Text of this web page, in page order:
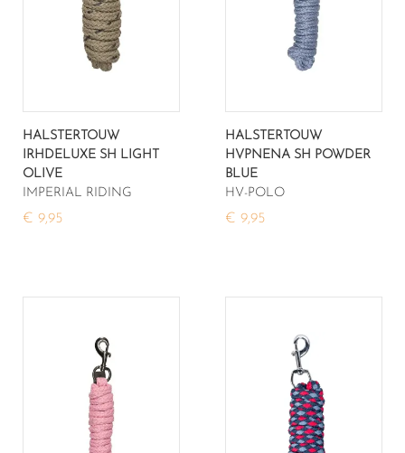
HALSTERTOUW
IRHDELUXE SH LIGHT
OLIVE
IMPERIAL RIDING
€ 9,95
HALSTERTOUW
HVPNENA SH POWDER
BLUE
HV-POLO
€ 9,95